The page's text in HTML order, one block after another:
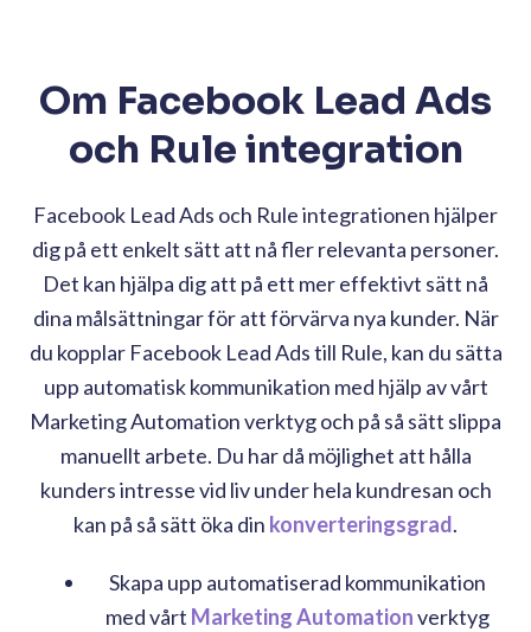
Om Facebook Lead Ads
och Rule integration
Facebook Lead Ads och Rule integrationen hjälper
dig på ett enkelt sätt att nå fler relevanta personer.
Det kan hjälpa dig att på ett mer effektivt sätt nå
dina målsättningar för att förvärva nya kunder. När
du kopplar Facebook Lead Ads till Rule, kan du sätta
upp automatisk kommunikation med hjälp av vårt
Marketing Automation verktyg och på så sätt slippa
manuellt arbete. Du har då möjlighet att hålla
kunders intresse vid liv under hela kundresan och
kan på så sätt öka din konverteringsgrad.
Skapa upp automatiserad kommunikation
med vårt Marketing Automationverktyg